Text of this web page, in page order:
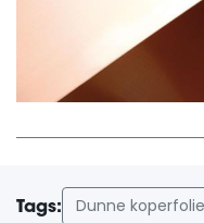
Tags:
Dunne